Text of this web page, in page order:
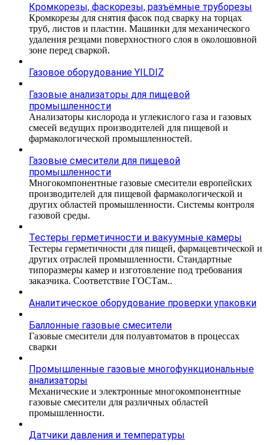
Кромкорезы, фаскорезы, разъёмные труборезы
Кромкорезы для снятия фасок под сварку на торцах
труб, листов и пластин. Машинки для механического
удаления резцами поверхностного слоя в околошовной
зоне перед сваркой.
Газовое оборудование YILDIZ
Газовые анализаторы для пищевой
промышленности
Анализаторы кислорода и углекислого газа и газовых
смесей ведущих производителей для пищевой и
фармакологической промышленностей.
Газовые смесители для пищевой
промышленности
Многокомпонентные газовые смесители европейских
производителей для пищевой фармакологической и
других областей промышленности. Системы контроля
газовой среды.
Тестеры герметичности и вакуумные камеры
Тестеры герметичности для пищей, фармацевтической и
других отраслей промышленности. Стандартные
типоразмеры камер и изготовление под требования
заказчика. Соответствие ГОСТам..
Аналитическое оборудование проверки упаковки
Баллонные газовые смесители
Газовые смесители для полуавтоматов в процессах
сварки
Промышленные газовые многофункциональные
анализаторы
Механические и электронные многокомпонентные
газовые смесители для различных областей
промышленности.
Датчики давления и температуры